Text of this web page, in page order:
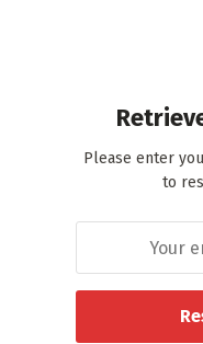
Please enter
to